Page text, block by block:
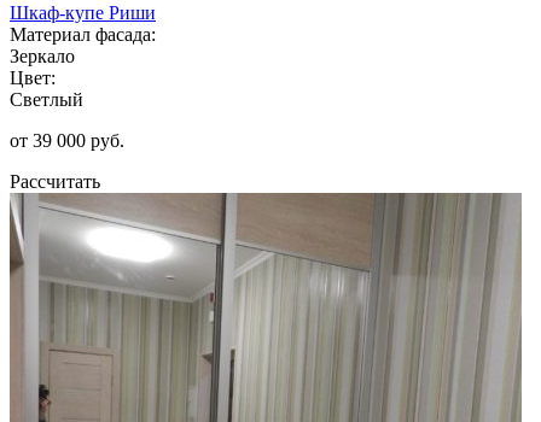
Шкаф-купе Риши
Материал фасада:
Зеркало
Цвет:
Светлый
от 39 000 руб.
Рассчитать